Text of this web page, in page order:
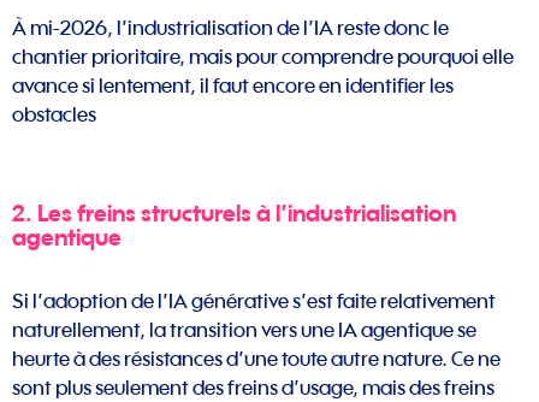
À mi-2026, l’industrialisation de l’IA reste donc le
chantier prioritaire, mais pour comprendre pourquoi elle
avance si lentement, il faut encore en identifier les
obstacles
2. Les freins structurels à l’industrialisation
agentique
Si l’adoption de l’IA générative s’est faite relativement
naturellement, la transition vers une IA agentique se
heurte à des résistances d’une toute autre nature. Ce ne
sont plus seulement des freins d’usage, mais des freins